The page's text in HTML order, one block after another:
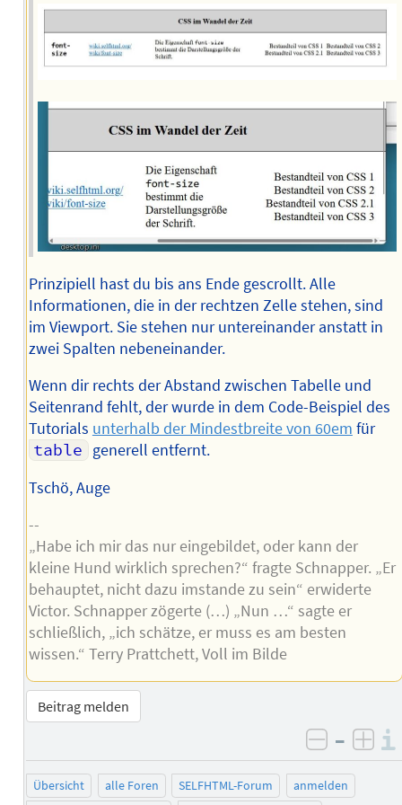
Prinzipiell hast du bis ans Ende gescrollt. Alle
Informationen, die in der rechtzen Zelle stehen, sind
im Viewport. Sie stehen nur untereinander anstatt in
zwei Spalten nebeneinander.
Wenn dir rechts der Abstand zwischen Tabelle und
Seitenrand fehlt, der wurde in dem Code-Beispiel des
Tutorials unterhalb der Mindestbreite von 60em für
table generell entfernt.
Tschö, Auge
--
„Habe ich mir das nur eingebildet, oder kann der
kleine Hund wirklich sprechen?“ fragte Schnapper. „Er
behauptet, nicht dazu imstande zu sein“ erwiderte
Victor. Schnapper zögerte (…) „Nun …“ sagte er
schließlich, „ich schätze, er muss es am besten
wissen.“ Terry Prattchett, Voll im Bilde
Beitrag melden
negativ
–
Übersicht alle Foren SELFHTML-Forum
anmelden